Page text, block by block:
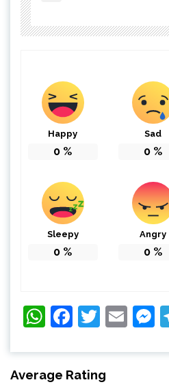
Happy
0 %
Sad
0 %
Sleepy
0 %
Angry
0 %
WhatsApp
Twitter
Average Rating